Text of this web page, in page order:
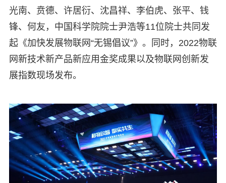
光南、贲德、许居衍、沈昌祥、李伯虎、张平、钱
锋、何友，中国科学院院士尹浩等11位院士共同发
起《加快发展物联网“无锡倡议”》。同时，2022物联
网新技术新产品新应用金奖成果以及物联网创新发
展指数现场发布。